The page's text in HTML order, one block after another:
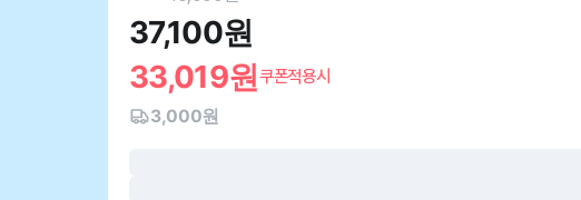
37,100원
33,019원쿠폰적용시
3,000원